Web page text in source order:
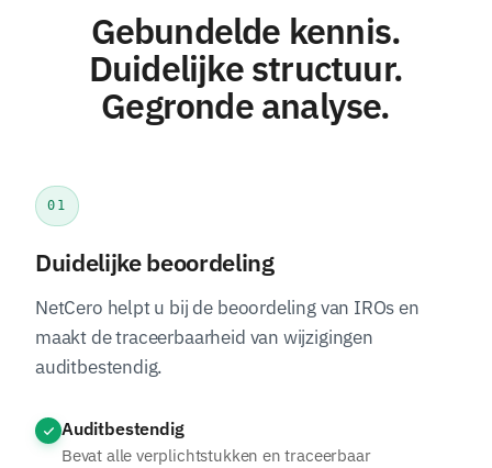
Gebundelde kennis.
Duidelijke structuur.
Gegronde analyse.
01
Duidelijke beoordeling
NetCero helpt u bij de beoordeling van IROs en
maakt de traceerbaarheid van wijzigingen
auditbestendig.
Auditbestendig
Bevat alle verplichtstukken en traceerbaar